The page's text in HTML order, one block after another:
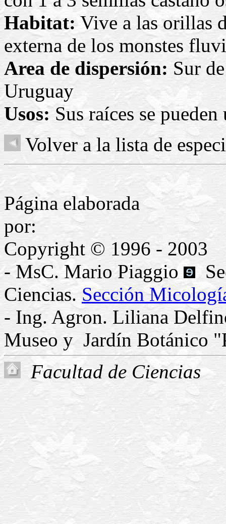
Habitat:Vive a las orillas
externa de los monstes
Area de dispersión: Sur
Uruguay
Usos: Sus raíces se
Volver a la lista de
Página elaborada
Copyright © 1996 - 2003
- MsC. Mario Piaggio
Ciencias.Sección
- Ing. Agron. Liliana
Museo y Jardín Botánico
Facultad de Ciencias